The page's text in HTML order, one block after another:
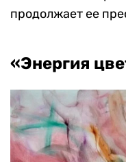
продолжает ее
«Энергия